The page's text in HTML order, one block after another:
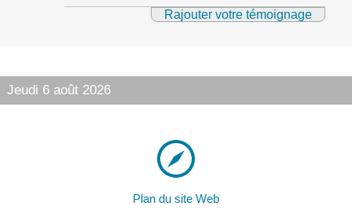
Rajouter votre témoignage
Jeudi 6 août 2026
Plan du site Web